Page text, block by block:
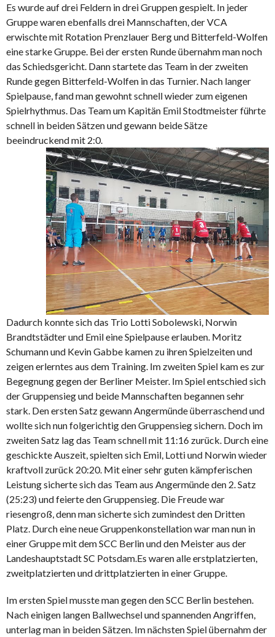
Es wurde auf drei Feldern in drei Gruppen gespielt. In jeder
Gruppe waren ebenfalls drei Mannschaften, der VCA
erwischte mit Rotation Prenzlauer Berg und Bitterfeld-Wolfen
eine starke Gruppe. Bei der ersten Runde übernahm man noch
das Schiedsgericht. Dann startete das Team in der zweiten
Runde gegen Bitterfeld-Wolfen in das Turnier. Nach langer
Spielpause, fand man gewohnt schnell wieder zum eigenen
Spielrhythmus. Das Team um Kapitän Emil Stodtmeister führte
schnell in beiden Sätzen und gewann beide Sätze
beeindruckend mit 2:0.
Dadurch konnte sich das Trio Lotti Sobolewski, Norwin
Brandtstädter und Emil eine Spielpause erlauben. Moritz
Schumann und Kevin Gabbe kamen zu ihren Spielzeiten und
zeigen erlerntes aus dem Training. Im zweiten Spiel kam es zur
Begegnung gegen der Berliner Meister. Im Spiel entschied sich
der Gruppensieg und beide Mannschaften begannen sehr
stark. Den ersten Satz gewann Angermünde überraschend und
wollte sich nun folgerichtig den Gruppensieg sichern. Doch im
zweiten Satz lag das Team schnell mit 11:16 zurück. Durch eine
geschickte Auszeit, spielten sich Emil, Lotti und Norwin wieder
kraftvoll zurück 20:20. Mit einer sehr guten kämpferischen
Leistung sicherte sich das Team aus Angermünde den 2. Satz
(25:23) und feierte den Gruppensieg. Die Freude war
riesengroß, denn man sicherte sich zumindest den Dritten
Platz. Durch eine neue Gruppenkonstellation war man nun in
einer Gruppe mit dem SCC Berlin und den Meister aus der
Landeshauptstadt SC Potsdam.Es waren alle erstplatzierten,
zweitplatzierten und drittplatzierten in einer Gruppe.
Im ersten Spiel musste man gegen den SCC Berlin bestehen.
Nach einigen langen Ballwechsel und spannenden Angriffen,
unterlag man in beiden Sätzen. Im nächsten Spiel übernahm der